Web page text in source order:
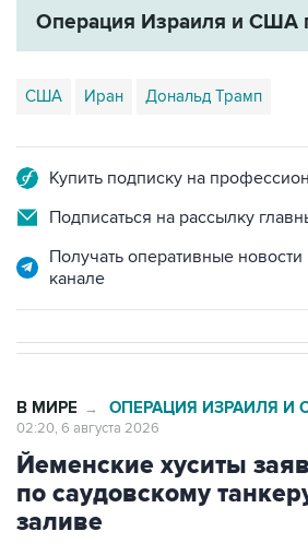
Операция Израиля и США
США Иран Дональд Трамп
Купить подписку на
Подписаться на рассылку
Получать оперативные
канале
В МИРЕ → ОПЕРАЦИЯ ИЗРАИЛЯ И
02:20, 6 августа 2026
Йеменские хуситы
по саудовскому
заливе